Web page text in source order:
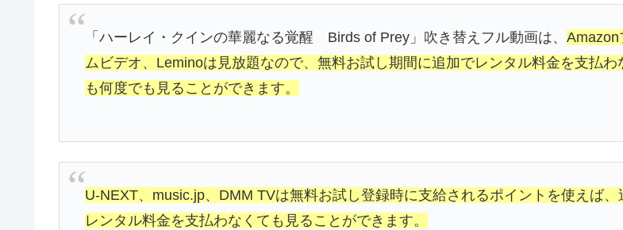
「ハーレイ・クインの華麗なる覚醒 Birds of Prey」吹き替えフル動画は、Amazon
ムビデオ、Leminoは見放題なので、無料お試し期間に追加でレンタル料金を支払わ
も何度でも見ることができます。
U-NEXT、music.jp、DMM TVは無料お試し登録時に支給されるポイントを使えば、
レンタル料金を支払わなくても見ることができます。